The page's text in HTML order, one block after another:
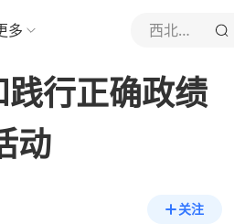
多 西北信息报社
行正确政绩
动
关注